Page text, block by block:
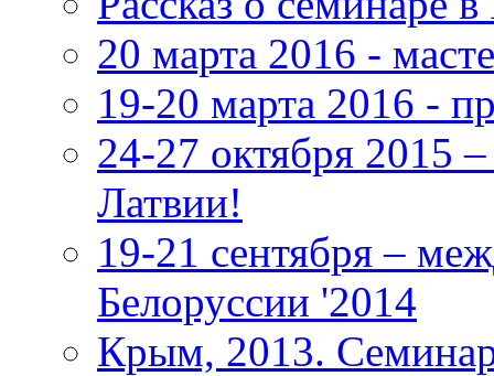
20 марта 2016 -
19-20 марта 2016 -
24-27 октября 2015
Латвии!
19-21 сентября –
Белоруссии '2014
Крым, 2013.